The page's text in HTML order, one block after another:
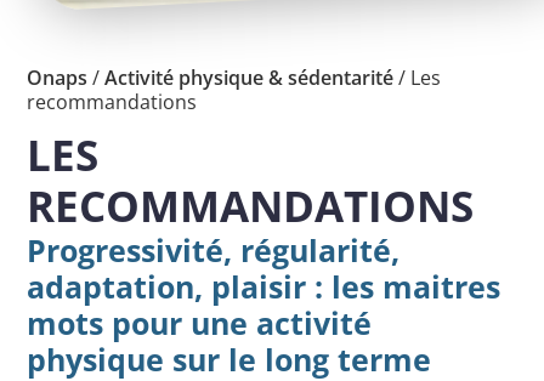
Onaps /Activité physique & sédentarité/ Les
recommandations
LES
RECOMMANDATIONS
Progressivité, régularité,
adaptation, plaisir : les maitres
mots pour une activité
physique sur le long terme